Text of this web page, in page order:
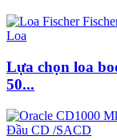
Loa
Lựa chọn loa
50...
Đầu CD /SACD